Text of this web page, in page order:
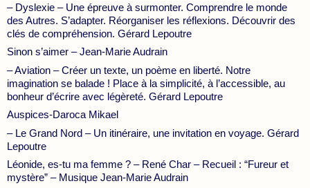
– Dyslexie – Une épreuve à surmonter. Comprendre le monde
des Autres. S’adapter. Réorganiser les réflexions. Découvrir des
clés de compréhension. Gérard Lepoutre
Sinon s’aimer – Jean-Marie Audrain
– Aviation – Créer un texte, un poème en liberté. Notre
imagination se balade ! Place à la simplicité, à l’accessible, au
bonheur d’écrire avec légèreté. Gérard Lepoutre
Auspices-Daroca Mikael
– Le Grand Nord – Un itinéraire, une invitation en voyage. Gérard
Lepoutre
Léonide, es-tu ma femme ? – René Char – Recueil : “Fureur et
mystère” – Musique Jean-Marie Audrain